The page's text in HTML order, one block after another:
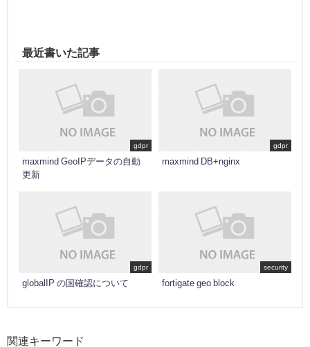
最近書いた記事
gdpr
maxmind GeoIPデータの自動
更新
gdpr
maxmind DB+nginx
gdpr
globalIP の国確認について
security
fortigate geo block
関連キーワード